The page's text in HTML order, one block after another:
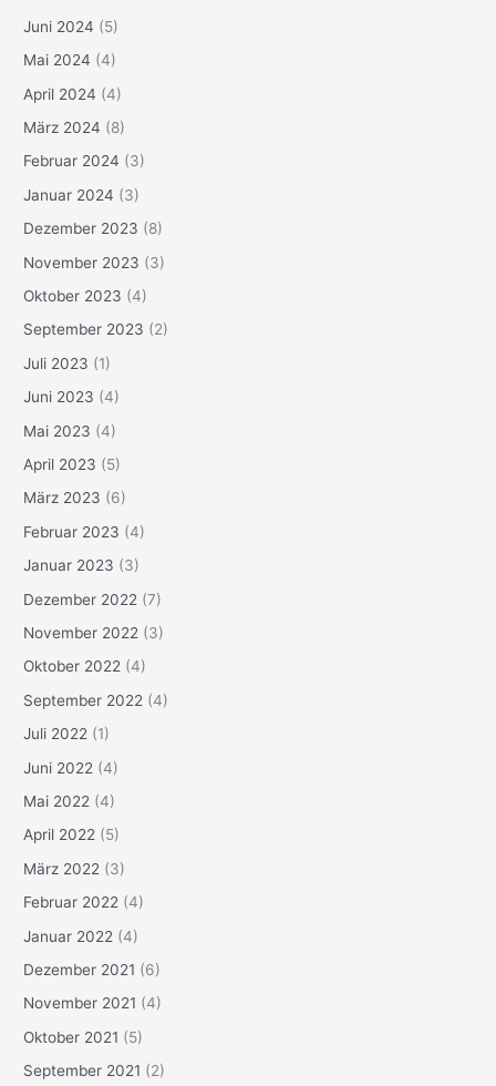
Juni 2024 (5)
Mai 2024 (4)
April 2024 (4)
März 2024 (8)
Februar 2024 (3)
Januar 2024 (3)
Dezember 2023 (8)
November 2023 (3)
Oktober 2023 (4)
September 2023 (2)
Juli 2023 (1)
Juni 2023 (4)
Mai 2023 (4)
April 2023 (5)
März 2023 (6)
Februar 2023 (4)
Januar 2023 (3)
Dezember 2022 (7)
November 2022 (3)
Oktober 2022 (4)
September 2022 (4)
Juli 2022 (1)
Juni 2022 (4)
Mai 2022 (4)
April 2022 (5)
März 2022 (3)
Februar 2022 (4)
Januar 2022 (4)
Dezember 2021 (6)
November 2021 (4)
Oktober 2021 (5)
September 2021 (2)